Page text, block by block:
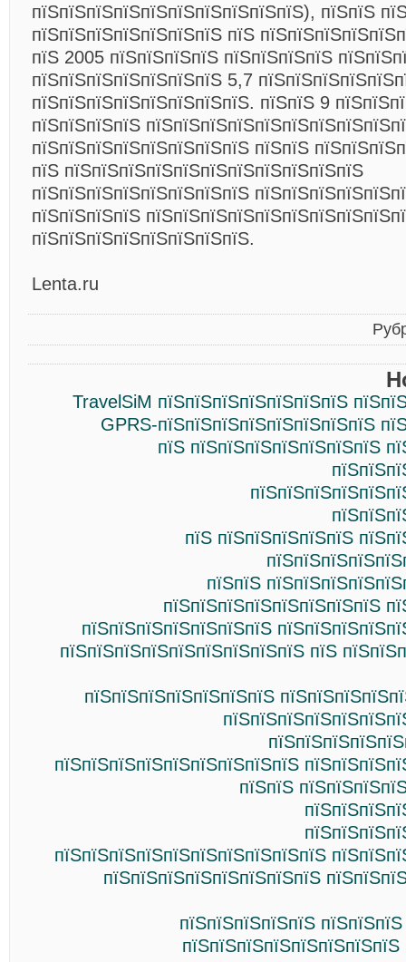
пїЅпїЅпїЅпїЅпїЅпїЅпїЅпїЅпїЅпїЅ), пїЅпїЅ
пїЅпїЅпїЅпїЅпїЅпїЅпїЅ пїЅ
пїЅ 2005 пїЅпїЅпїЅпїЅ пїЅпїЅпїЅпїЅ
пїЅпїЅпїЅпїЅпїЅпїЅпїЅ 5,7
пїЅпїЅпїЅпїЅпїЅпїЅпїЅпїЅ. пїЅпїЅ 9
пїЅпїЅпїЅпїЅ
пїЅпїЅпїЅпїЅпїЅпїЅпїЅпїЅ пїЅпїЅ
пїЅ пїЅпїЅпїЅпїЅпїЅпїЅпїЅпїЅпїЅпїЅпїЅ
пїЅпїЅпїЅпїЅпїЅпїЅпїЅпїЅ
пїЅпїЅпїЅпїЅ
пїЅпїЅпїЅпїЅпїЅпїЅпїЅпїЅ.
Lenta.ru
TravelSiM пїЅпїЅпїЅпїЅпїЅпїЅпїЅ
GPRS-пїЅпїЅпїЅпїЅпїЅпїЅпїЅпїЅ
пїЅ пїЅпїЅпїЅпїЅпїЅпїЅпїЅ
пїЅ пїЅпїЅпїЅпїЅпїЅ
пїЅпїЅ
пїЅпїЅпїЅпїЅпїЅпїЅпїЅпїЅ
пїЅпїЅпїЅпїЅпїЅпїЅпїЅ
пїЅпїЅпїЅпїЅпїЅпїЅпїЅпїЅпїЅ пїЅ
пїЅпїЅпїЅпїЅпїЅпїЅпїЅ
пїЅпїЅпїЅпїЅпїЅпїЅпїЅпїЅпїЅ
пїЅпїЅ
пїЅпїЅпїЅпїЅпїЅпїЅпїЅпїЅпїЅпїЅ
пїЅпїЅпїЅпїЅпїЅпїЅпїЅпїЅ
пїЅпїЅпїЅпїЅпїЅ